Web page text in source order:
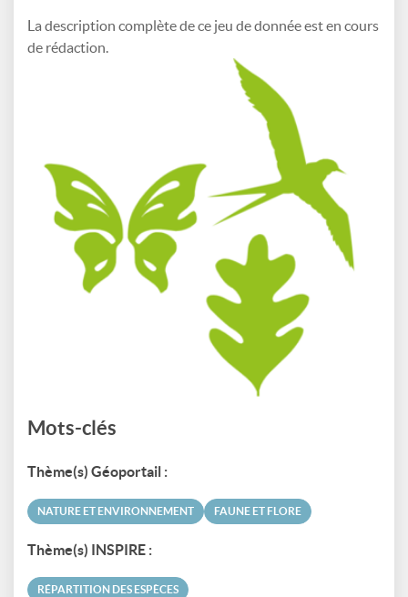
La description complète de ce jeu de donnée est en cours
de rédaction.
Mots-clés
Thème(s) Géoportail :
NATURE ET ENVIRONNEMENT FAUNE ET FLORE
Thème(s) INSPIRE :
RÉPARTITION DES ESPÈCES